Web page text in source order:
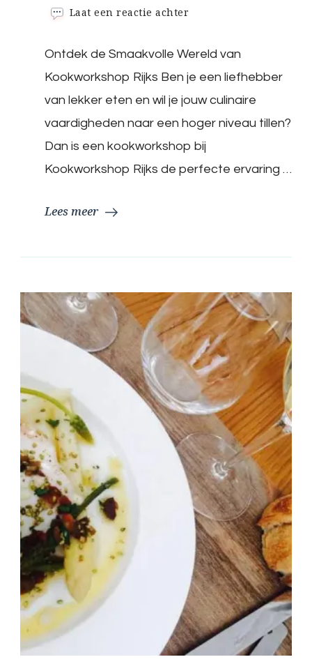
Laat een reactie achter
Kunst
Koken
bij
Rijks
in
Ontdek de Smaakvolle Wereld van
Kookworkshop Rijks Ben je een liefhebber
van lekker eten en wil je jouw culinaire
vaardigheden naar een hoger niveau tillen?
Dan is een kookworkshop bij
Kookworkshop Rijks de perfecte ervaring …
Lees meer